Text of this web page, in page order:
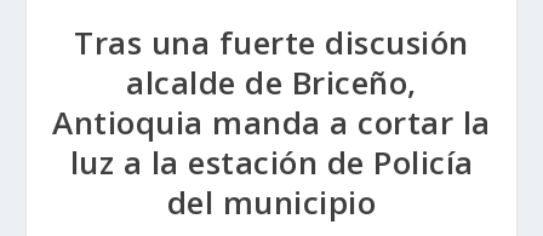
Tras una fuerte discusión
alcalde de Briceño,
Antioquia manda a cortar la
luz a la estación de Policía
del municipio